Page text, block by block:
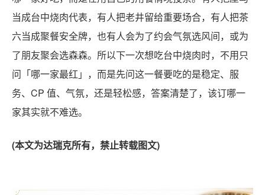
当成台中烧肉代表，有人把老井留给重要场合，有人把茶
六当成聚餐安全牌，也有人会为了约会气氛选风间，或为
了朋友聚会选森森。所以下一次想吃台中烧肉时，不用只
问「哪一家最红」，而是先问这一餐要吃的是稳定、服
务、CP 值、气氛，还是轻松感，答案清楚了，该订哪一
家其实就不难选。
(本文为达瑞克所有，禁止转载图文)